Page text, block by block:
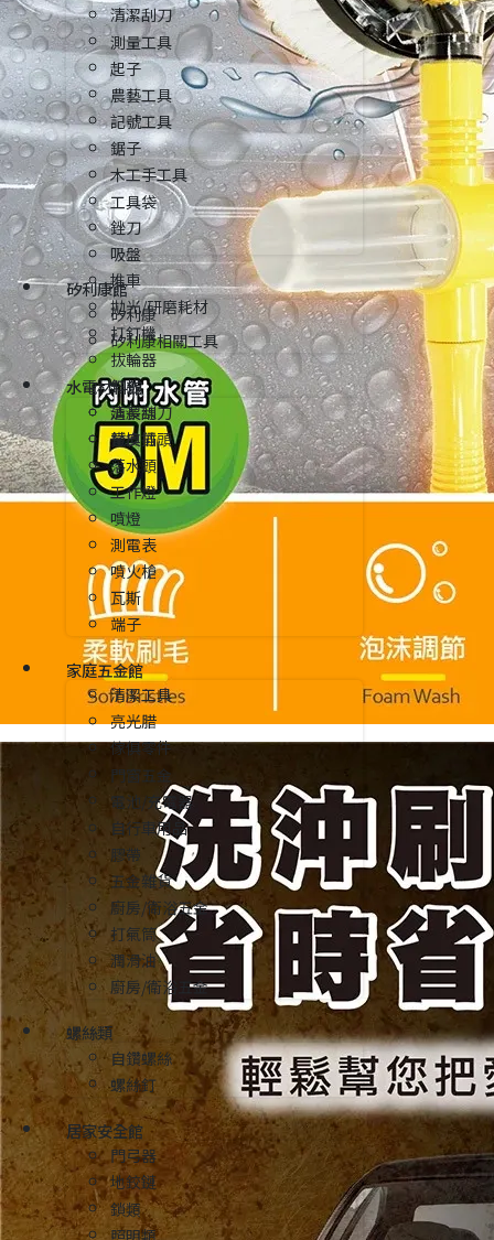
清潔刮刀
測量工具
起子
農藝工具
記號工具
鋸子
木工手工具
工具袋
銼刀
吸盤
推車
拋光/研磨耗材
打釘機
拔輪器
釘拔
清潔刮刀
鐵皮剪
矽利康館
矽利康
矽利康相關工具
水電材料館
延長線
替換插頭
落水頭
工作燈
噴燈
測電表
噴火槍
瓦斯
端子
家庭五金館
清潔工具
亮光腊
傢俱零件
門窗五金
電池/充電器
自行車用品
膠帶
五金雜貨
廚房/衛浴五金
打氣筒
潤滑油
廚房/衛浴五金
螺絲類
自鑽螺絲
螺絲釘
居家安全館
門弓器
地鉸鏈
鎖類